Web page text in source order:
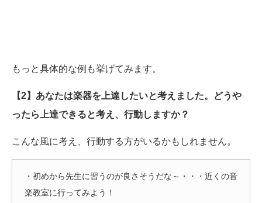
もっと具体的な例も挙げてみます。
【2】あなたは楽器を上達したいと考えました。どうや
ったら上達できると考え、行動しますか？
こんな風に考え、行動する方がいるかもしれません。
・初めから先生に習うのが良さそうだな～・・・近くの音
楽教室に行ってみよう！